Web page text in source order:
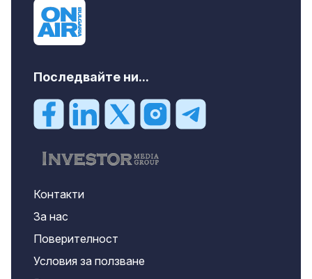
Последвайте ни...
Контакти
За нас
Поверителност
Условия за ползване